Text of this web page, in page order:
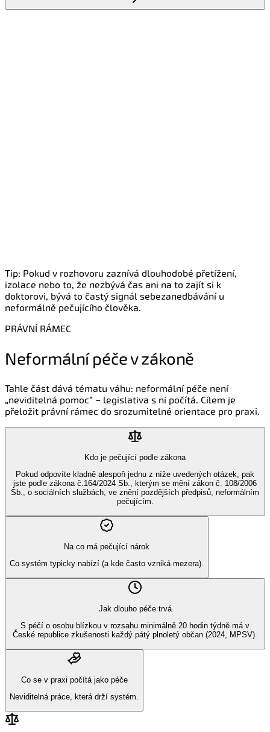
Tip: Pokud v rozhovoru zaznívá dlouhodobé přetížení,
izolace nebo to, že nezbývá čas ani na to zajít si k
doktorovi, bývá to častý signál sebezanedbávání u
neformálně pečujícího člověka.
PRÁVNÍ RÁMEC
Neformální péče v zákoně
Tahle část dává tématu váhu: neformální péče není
„neviditelná pomoc“ – legislativa s ní počítá. Cílem je
přeložit právní rámec do srozumitelné orientace pro praxi.
Kdo je pečující podle zákona
Pokud odpovíte kladně alespoň jednu z níže uvedených otázek, pak
jste podle zákona č.164/2024 Sb., kterým se mění zákon č. 108/2006
Sb., o sociálních službách, ve znění pozdějších předpisů, neformálním
pečujícím.
Na co má pečující nárok
Co systém typicky nabízí (a kde často vzniká mezera).
Jak dlouho péče trvá
S péčí o osobu blízkou v rozsahu minimálně 20 hodin týdně má v
České republice zkušenosti každý pátý plnoletý občan (2024, MPSV).
Co se v praxi počítá jako péče
Neviditelná práce, která drží systém.